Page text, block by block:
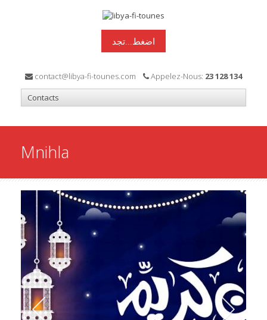
اضغط...تجد
contact@libya-fi-tounes.com Appelez-Nous: 23 128 134
Mnihla